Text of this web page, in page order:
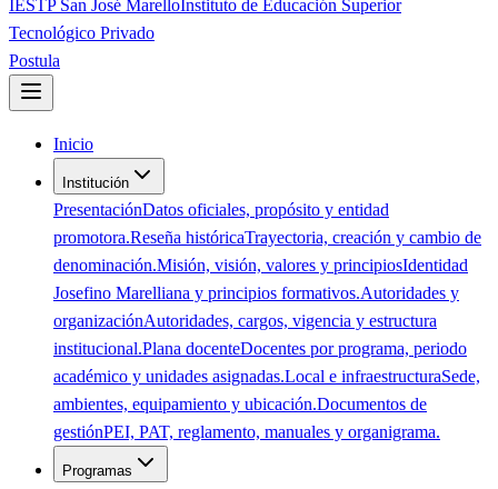
IESTP San José MarelloInstituto de Educación Superior
Tecnológico Privado
Postula
Inicio
Institución
PresentaciónDatos oficiales, propósito y entidad
promotora.Reseña históricaTrayectoria, creación y cambio de
denominación.Misión, visión, valores y principiosIdentidad
Josefino Marelliana y principios formativos.Autoridades y
organizaciónAutoridades, cargos, vigencia y estructura
institucional.Plana docenteDocentes por programa, periodo
académico y unidades asignadas.Local e infraestructuraSede,
ambientes, equipamiento y ubicación.Documentos de
gestiónPEI, PAT, reglamento, manuales y organigrama.
Programas